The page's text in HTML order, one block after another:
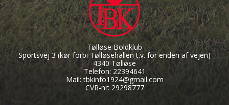
Tølløse Boldklub
Sportsvej 3(kør forbi Tølløsehallen t.v. for enden af vejen)
4340 Tølløse
Telefon: 22394641
Mail: tbkinfo1924@gmail.com
CVR-nr: 29298777